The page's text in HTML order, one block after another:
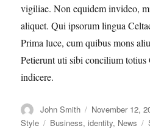
vigiliae. Non equidem invideo,
aliquet. Qui ipsorum lingua
Prima luce, cum quibus mons
Petierunt uti sibi concilium totius
indicere.
Autor
John Smith
Veröffentlicht
am
November 12,
Style
Schlagwörter
Business,identity, News